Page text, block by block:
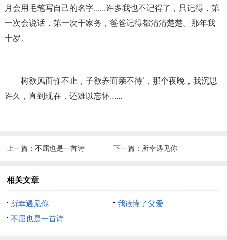
月会用毛笔写自己的名字......许多我也不记得了，只记得，第
一次会说话，第一次干家务，爸爸记得都清清楚楚。那年我
十岁。
树欲风而静不止，子欲养而亲不待’，那个夜晚，我沉思
许久，直到现在，还难以忘怀......
上一篇：不屈也是一首诗 下一篇： 所幸遇见你
相关文章
所幸遇见你
我读懂了父爱
不屈也是一首诗